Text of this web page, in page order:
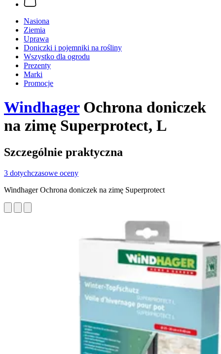
Nasiona
Ziemia
Uprawa
Doniczki i pojemniki na rośliny
Wszystko dla ogrodu
Prezenty
Marki
Promocje
WindhagerOchrona doniczek
na zimę Superprotect, L
Szczególnie praktyczna
3 dotychczasowe oceny
Windhager Ochrona doniczek na zimę Superprotect